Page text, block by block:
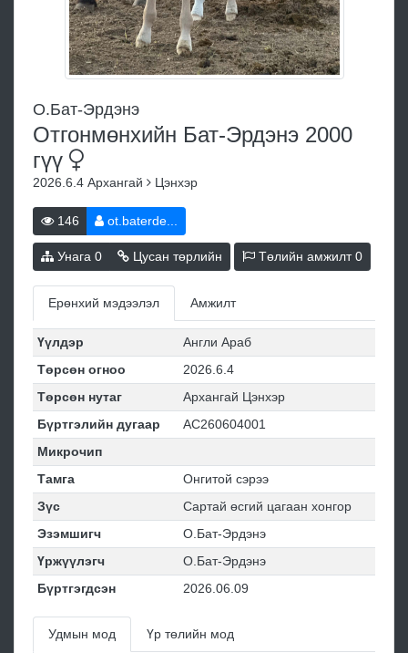
О.Бат-Эрдэнэ
Отгонмөнхийн Бат-Эрдэнэ 2000
гүү
2026.6.4 Архангай Цэнхэр
146 ot.baterde...
Унага 0 Цусан төрлийн Төлийн амжилт0
Ерөнхий мэдээлэл Амжилт
Үүлдэр
Англи Араб
Төрсөн огноо
2026.6.4
Төрсөн нутаг
Архангай Цэнхэр
Бүртгэлийн дугаар
АС260604001
Микрочип
Тамга
Онгитой сэрээ
Зүс
Сартай өсгий цагаан хонгор
Эзэмшигч
О.Бат-Эрдэнэ
Үржүүлэгч
О.Бат-Эрдэнэ
Бүртгэгдсэн
2026.06.09
Удмын мод Үр төлийн мод